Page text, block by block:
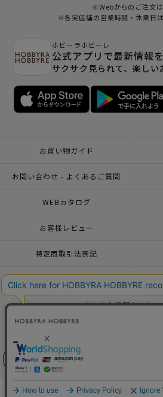
前に戻る
前に戻る
※Webからのご注文
※各実店舗の営業時間・休業日は
ホビーラホビーレ
公式アプリで最新情報
サクサク見られて、楽し
お買い物ガイド
お問い合わせ - よくあるご質問
WEBカタログ
お客様レビュー
特定商取引法表記
おトクな情報♪メルマ
© 2026 HOBBYRA HOBBYRE